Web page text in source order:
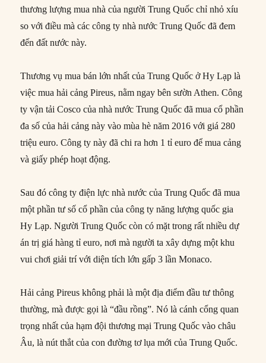
thương lượng mua nhà của người Trung Quốc chỉ nhỏ xíu
so với điều mà các công ty nhà nước Trung Quốc đã đem
đến đất nước này.
Thương vụ mua bán lớn nhất của Trung Quốc ở Hy Lạp là
việc mua hải cảng Pireus, nằm ngay bên sườn Athen. Công
ty vận tải Cosco của nhà nước Trung Quốc đã mua cổ phần
đa số của hải cảng này vào mùa hè năm 2016 với giá 280
triệu euro. Công ty này đã chi ra hơn 1 tỉ euro để mua cảng
và giấy phép hoạt động.
Sau đó công ty điện lực nhà nước của Trung Quốc đã mua
một phần tư số cổ phần của công ty năng lượng quốc gia
Hy Lạp. Người Trung Quốc còn có mặt trong rất nhiều dự
án trị giá hàng tỉ euro, nơi mà người ta xây dựng một khu
vui chơi giải trí với diện tích lớn gấp 3 lần Monaco.
Hải cảng Pireus không phải là một địa điểm đầu tư thông
thường, mà được gọi là “đầu rồng”. Nó là cánh cổng quan
trọng nhất của hạm đội thương mại Trung Quốc vào châu
Âu, là nút thắt của con đường tơ lụa mới của Trung Quốc.